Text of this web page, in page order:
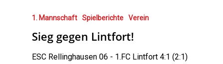
1. Mannschaft Spielberichte Verein
Sieg gegen Lintfort!
ESC Rellinghausen 06 - 1.FC Lintfort 4:1 (2:1)